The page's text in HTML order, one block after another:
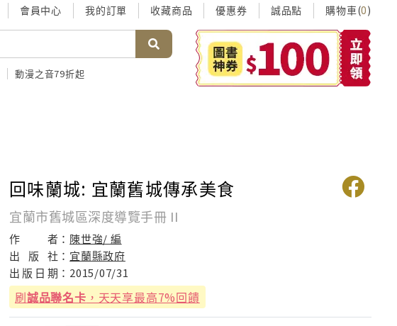
會員中心 我的訂單 收藏商品 優惠券 誠品點 購物車(0)
動漫之音79折起
回味蘭城: 宜蘭舊城傳承美食
宜蘭市舊城區深度導覽手冊 II
作 者： 陳世強/ 編
出
版 社： 宜蘭縣政府
出 版 日 期： 2015/07/31
刷誠品聯名卡 ，天天享最高7%回饋